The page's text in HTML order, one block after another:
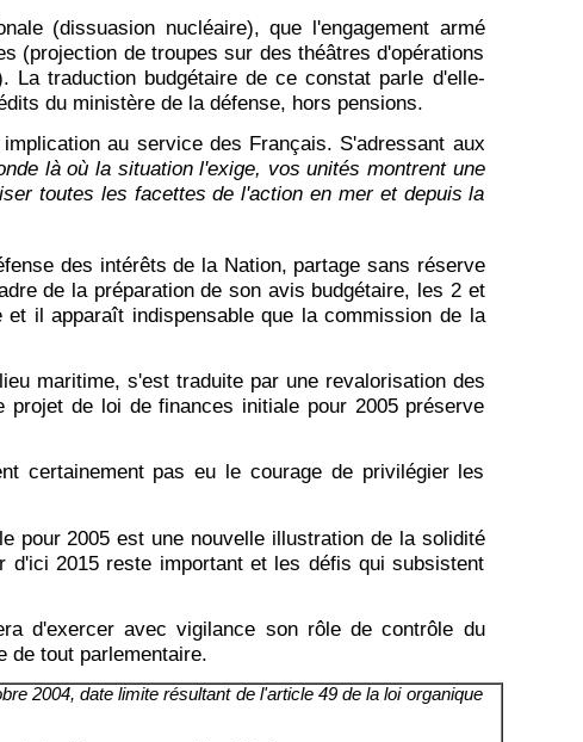
(dissuasion nucléaire), que l'engagement armé
(projection de troupes sur des théâtres d'opérations
traduction budgétaire de ce constat parle d'elle-
du ministère de la défense, hors pensions.
au service des Français. S'adressant aux
là où la situation l'exige, vos unités montrent une
toutes les facettes de l'action en mer et depuis la
des intérêts de la Nation, partage sans réserve
de la préparation de son avis budgétaire, les 2 et
il apparaît indispensable que la commission de la
maritime, s'est traduite par une revalorisation des
projet de loi de finances initiale pour 2005 préserve
certainement pas eu le courage de privilégier les
pour 2005 est une nouvelle illustration de la solidité
d'ici 2015 reste important et les défis qui subsistent
d'exercer avec vigilance son rôle de contrôle du
de tout parlementaire.
2004, date limite résultant de l'article 49 de la loi organique